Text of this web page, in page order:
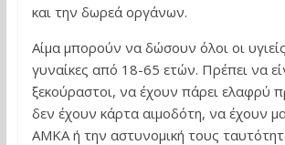
και την δωρεά οργάνων.
Αίμα μπορούν να δώσουν όλοι οι
γυναίκες από 18-65 ετών. Πρέπει να
ξεκούραστοι, να έχουν πάρει ελαφρύ
δεν έχουν κάρτα αιμοδότη, να έχουν
ΑΜΚΑ ή την αστυνομική τους